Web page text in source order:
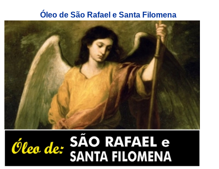
Óleo de São Rafael e Santa Filomena